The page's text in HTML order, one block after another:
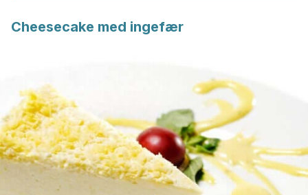
Cheesecake med ingefær